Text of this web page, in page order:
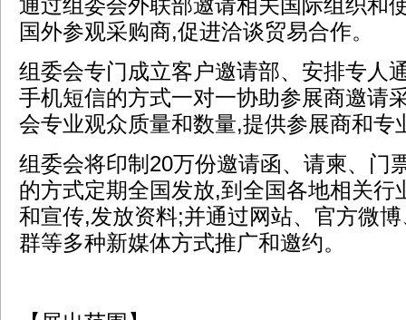
通过组委会外联部邀请相关国际组织和
国外参观采购商,促进洽谈贸易合作。
组委会专门成立客户邀请部、安排专人
手机短信的方式一对一协助参展商邀请
会专业观众质量和数量,提供参展商和专
组委会将印制20万份邀请函、请柬、门
的方式定期全国发放,到全国各地相关行
和宣传,发放资料;并通过网站、官方微
群等多种新媒体方式推广和邀约。